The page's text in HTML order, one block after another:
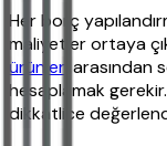
Her borç
maliyetler ortaya
ürünleri arasından
hesaplamak
dikkatlice